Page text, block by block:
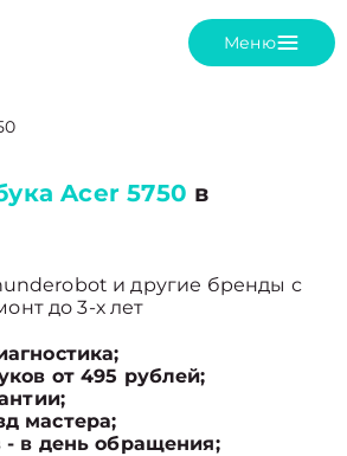
Меню
Acer 5750 в
и другие бренды с
до 3-х лет
от 495 рублей;
мастера;
- в день обращения;